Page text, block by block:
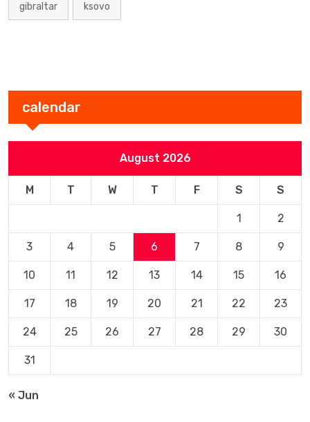
gibraltar ksovo
calendar
August 2026
M T W T F S S
1 2
3 4 5 6 7 8 9
10 11 12 13 14 15 16
17 18 19 20 21 22 23
24 25 26 27 28 29 30
31
« Jun